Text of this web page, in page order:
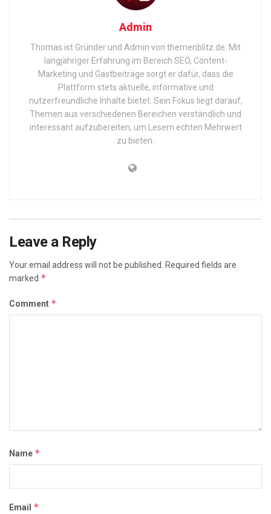
Admin
Thomas ist Gründer und Admin von themenblitz.de. Mit
langjähriger Erfahrung im Bereich SEO, Content-
Marketing und Gastbeiträge sorgt er dafür, dass die
Plattform stets aktuelle, informative und
nutzerfreundliche Inhalte bietet. Sein Fokus liegt darauf,
Themen aus verschiedenen Bereichen verständlich und
interessant aufzubereiten, um Lesern echten Mehrwert
zu bieten.
Leave a Reply
Your email address will not be published.
Required fields are
marked *
Comment *
Name *
Email *